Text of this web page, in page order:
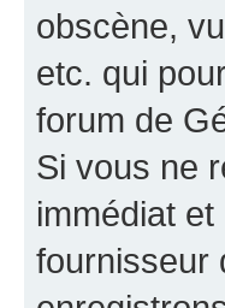
obscène,
etc. qui
forum de
Si vous ne
immédiat
fournisseur